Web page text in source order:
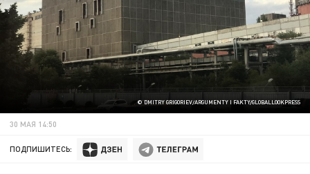
© DMITRY GRIGORIEV/ARGUMENTY I FAKTY/GLOBALLOOKPRESS
30 МАЯ 14:50
ПОДПИШИТЕСЬ: